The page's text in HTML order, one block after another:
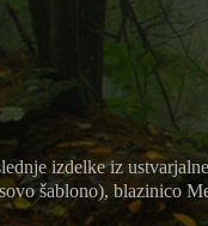
izdelke iz
šablono), blazinico